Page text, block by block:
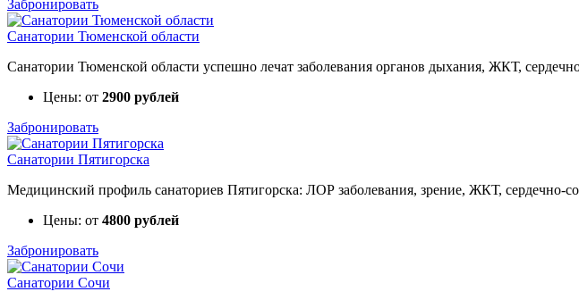
Забронировать
Санатории Тюменской области
Санатории Тюменской области успешно лечат заболевания органов дыхания, ЖКТ,
Цены: от 2900 рублей
Забронировать
Санатории Пятигорска
Медицинский профиль санаториев Пятигорска: ЛОР заболевания, зрение, ЖКТ, сердечно-
Цены: от 4800 рублей
Забронировать
Санатории Сочи